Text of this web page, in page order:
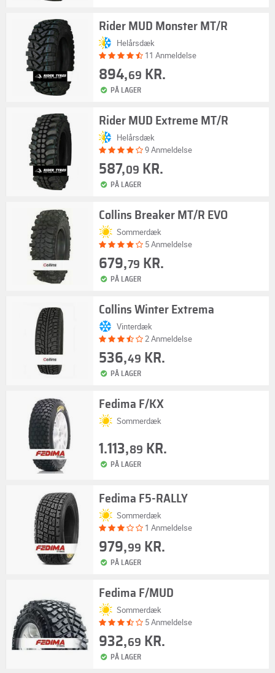
Rider MUD Monster MT/R
Helårsdæk
11 Anmeldelse
894,69 KR.
PÅ LAGER
Rider MUD Extreme MT/R
Helårsdæk
9 Anmeldelse
587,09 KR.
PÅ LAGER
Collins Breaker MT/R EVO
Sommerdæk
5 Anmeldelse
679,79 KR.
PÅ LAGER
Collins Winter Extrema
Vinterdæk
2 Anmeldelse
536,49 KR.
PÅ LAGER
Fedima F/KX
Sommerdæk
1.113,89 KR.
PÅ LAGER
Fedima F5-RALLY
Sommerdæk
1 Anmeldelse
979,99 KR.
PÅ LAGER
Fedima F/MUD
Sommerdæk
5 Anmeldelse
932,69 KR.
PÅ LAGER